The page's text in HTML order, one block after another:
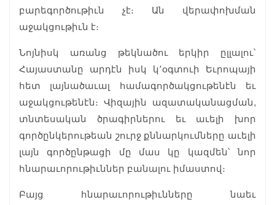
բարեգործութիւն չէ։ Ան վերափոխման
աջակցութիւն է։
Նոյնիսկ առանց թեկնածու երկիր ըլլալու՝
Հայաստանը արդէն իսկ կ՚օգտուի Եւրոպայի
հետ լայնածաւալ համագործակցութենէն եւ
աջակցութենէն։ Վիզային ազատականացման,
տնտեսական ծրագիրներու եւ աւելի խոր
գործընկերութեան շուրջ քննարկումները աւելի
լայն գործընթացի մը մաս կը կազմեն՝ նոր
հնարաւորութիւններ բանալու իմաստով։
Բայց հնարաւորութիւնները նաեւ